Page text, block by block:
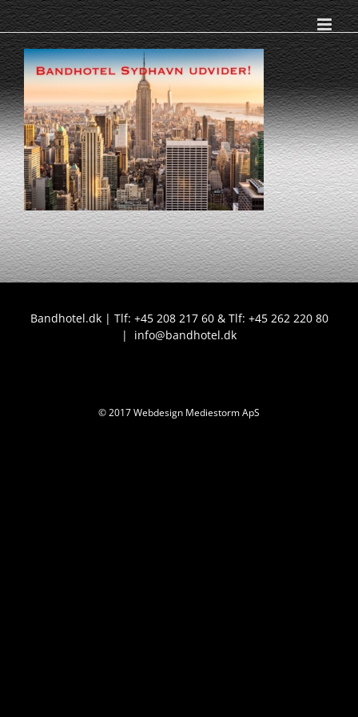
Skip
to
content
Bandhotel.dk | Tlf: +45 208 217 60 & Tlf: +45 262 220 80
| info@bandhotel.dk
© 2017 Webdesign Mediestorm ApS